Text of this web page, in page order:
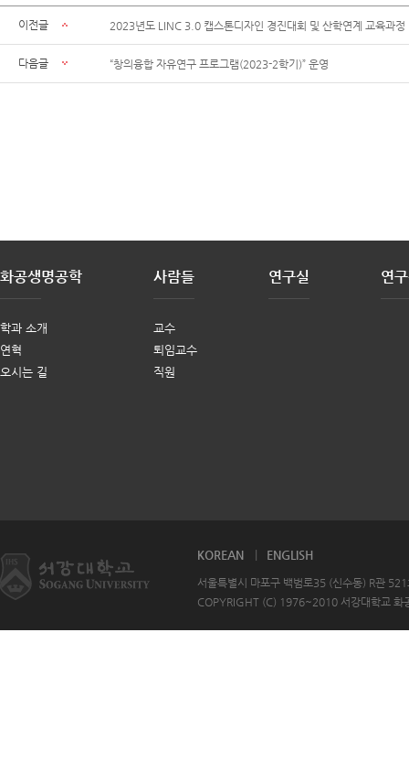
이전글 2023년도 LINC 3.0 캡스톤디자인 경진대회 및 산학연계 교육과정
다음글 “창의융합 자유연구 프로그램(2023-2학기)” 운영
화공생명공학
학과 소개
연혁
오시는 길
사람들
교수
퇴임교수
직원
연구실 연
KOREAN ENGLISH
서울특별시 마포구 백범로35 (신수동) R
COPYRIGHT (C) 1976~2010 서강대학교 화